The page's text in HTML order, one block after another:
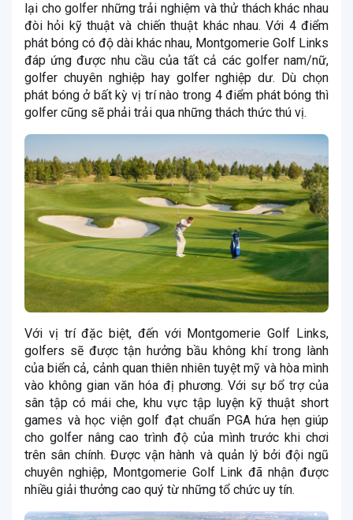
lại cho golfer những trải nghiệm và thử thách khác nhau
đòi hỏi kỹ thuật và chiến thuật khác nhau. Với 4 điểm
phát bóng có độ dài khác nhau, Montgomerie Golf Links
đáp ứng được nhu cầu của tất cả các golfer nam/nữ,
golfer chuyên nghiệp hay golfer nghiệp dư. Dù chọn
phát bóng ở bất kỳ vị trí nào trong 4 điểm phát bóng thì
golfer cũng sẽ phải trải qua những thách thức thú vị.
Với vị trí đặc biệt, đến với Montgomerie Golf Links,
golfers sẽ được tận hưởng bầu không khí trong lành
của biển cả, cảnh quan thiên nhiên tuyệt mỹ và hòa mình
vào không gian văn hóa đị phương. Với sự bổ trợ của
sân tập có mái che, khu vực tập luyện kỹ thuật short
games và học viện golf đạt chuẩn PGA hứa hẹn giúp
cho golfer nâng cao trình độ của mình trước khi chơi
trên sân chính. Được vận hành và quản lý bởi đội ngũ
chuyên nghiệp, Montgomerie Golf Link đã nhận được
nhiều giải thưởng cao quý từ những tổ chức uy tín.